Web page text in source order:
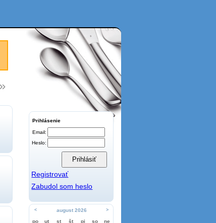
Prihlásenie
Email:
Heslo:
Registrovať
Zabudol som heslo
< august 2026 >
po ut st št pi so ne